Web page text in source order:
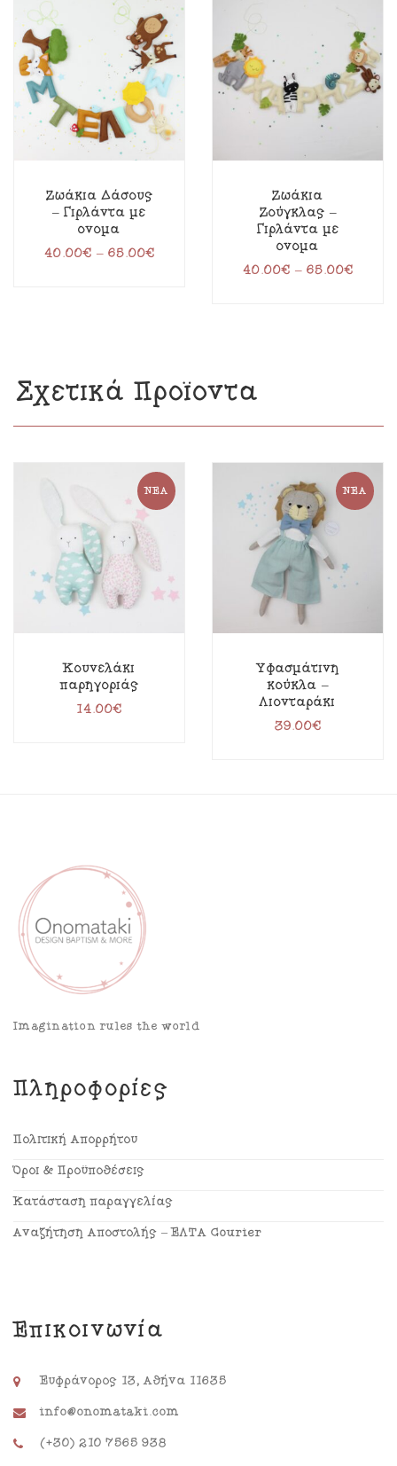
Ζωάκια Δάσους
– Γιρλάντα με
όνομα
40.00€ – 65.00€
Ζωάκια
Ζούγκλας –
Γιρλάντα με
όνομα
40.00€ – 65.00€
Σχετικά Προϊόντα
ΝΈΑ
Κουνελάκι
παρηγοριάς
14.00€
ΝΈΑ
Υφασμάτινη
κούκλα –
Λιονταράκι
39.00€
Imagination rules the world
Πληροφορίες
Πολιτική Απορρήτου
Όροι & Προϋποθέσεις
Κατάσταση παραγγελίας
Αναζήτηση Αποστολής – ΕΛΤΑ Courier
Επικοινωνία
Ευφράνορος 13, Αθήνα 11635
info@onomataki.com
(+30) 210 7565 938